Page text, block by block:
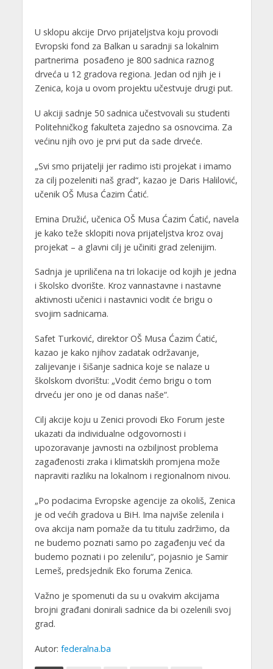
U sklopu akcije Drvo prijateljstva koju provodi
Evropski fond za Balkan u saradnji sa lokalnim
partnerima posađeno je 800 sadnica raznog
drveća u 12 gradova regiona. Jedan od njih je i
Zenica, koja u ovom projektu učestvuje drugi put.
U akciji sadnje 50 sadnica učestvovali su studenti
Politehničkog fakulteta zajedno sa osnovcima. Za
većinu njih ovo je prvi put da sade drveće.
„Svi smo prijatelji jer radimo isti projekat i imamo
za cilj pozeleniti naš grad“, kazao je Daris Halilović,
učenik OŠ Musa Ćazim Ćatić.
Emina Družić, učenica OŠ Musa Ćazim Ćatić, navela
je kako teže sklopiti nova prijateljstva kroz ovaj
projekat – a glavni cilj je učiniti grad zelenijim.
Sadnja je upriličena na tri lokacije od kojih je jedna
i školsko dvorište. Kroz vannastavne i nastavne
aktivnosti učenici i nastavnici vodit će brigu o
svojim sadnicama.
Safet Turković, direktor OŠ Musa Ćazim Ćatić,
kazao je kako njihov zadatak održavanje,
zalijevanje i šišanje sadnica koje se nalaze u
školskom dvorištu: „Vodit ćemo brigu o tom
drveću jer ono je od danas naše“.
Cilj akcije koju u Zenici provodi Eko Forum jeste
ukazati da individualne odgovornosti i
upozoravanje javnosti na ozbiljnost problema
zagađenosti zraka i klimatskih promjena može
napraviti razliku na lokalnom i regionalnom nivou.
„Po podacima Evropske agencije za okoliš, Zenica
je od većih gradova u BiH. Ima najviše zelenila i
ova akcija nam pomaže da tu titulu zadržimo, da
ne budemo poznati samo po zagađenju već da
budemo poznati i po zelenilu“, pojasnio je Samir
Lemeš, predsjednik Eko foruma Zenica.
Važno je spomenuti da su u ovakvim akcijama
brojni građani donirali sadnice da bi ozelenili svoj
grad.
Autor: federalna.ba